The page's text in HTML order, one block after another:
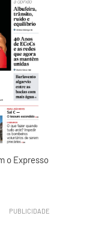
o Expresso